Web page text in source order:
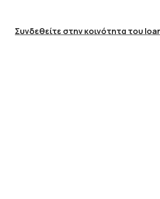
Συνδεθείτε στην κοινότητα του